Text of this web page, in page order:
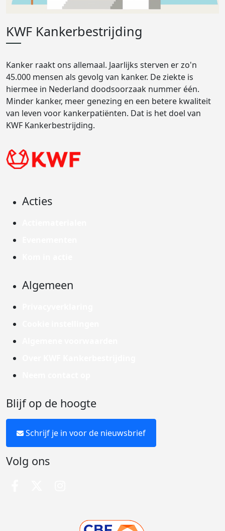
KWF Kankerbestrijding
Kanker raakt ons allemaal. Jaarlijks sterven er zo'n
45.000 mensen als gevolg van kanker. De ziekte is
hiermee in Nederland doodsoorzaak nummer één.
Minder kanker, meer genezing en een betere kwaliteit
van leven voor kankerpatiënten. Dat is het doel van
KWF Kankerbestrijding.
Acties
Algemeen
Blijf op de hoogte
Schrijf je in voor de nieuwsbrief
Volg ons